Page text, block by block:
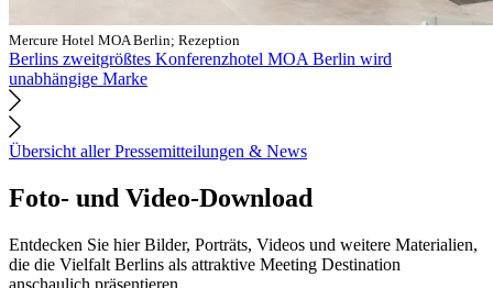
Mercure Hotel MOA Berlin; Rezeption
Berlins zweitgrößtes Konferenzhotel MOA Berlin wird
unabhängige Marke
Übersicht aller Pressemitteilungen & News
Foto- und Video-Download
Entdecken Sie hier Bilder, Porträts, Videos und weitere Materialien,
die die Vielfalt Berlins als attraktive Meeting Destination
anschaulich präsentieren.